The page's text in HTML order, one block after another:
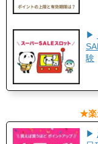
▶
験
​★楽
▶